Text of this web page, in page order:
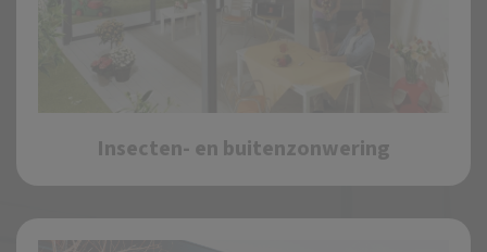
Insecten- en buitenzonwering